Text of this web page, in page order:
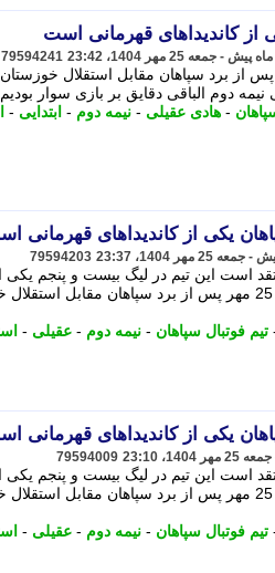
از کاندیداهای قهرمانی است
79594241
امشب 25 مهر پس از برد سپاهان مقابل
- هادی عقیلی - نیمه دوم - ابتدایی -
یکی از کاندیداهای قهرمانی
79594203
است این تیم در لیگ بیست و پنجم یکی
است. - هادی عقیلی امشب 25 مهر پس از برد سپاهان مقابل
تیم فوتبال سپاهان - نیمه دوم - عقیلی -
یکی از کاندیداهای قهرمانی
79594009
است این تیم در لیگ بیست و پنجم یکی
است. - هادی عقیلی امشب 25 مهر پس از برد سپاهان مقابل
تیم فوتبال سپاهان - نیمه دوم - عقیلی -